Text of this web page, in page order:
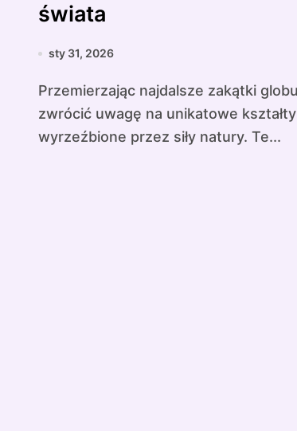
świata
sty 31, 2026
Przemierzając najdalsze zakątki globu warto
zwrócić uwagę na unikatowe kształty
wyrzeźbione przez siły natury. Te...